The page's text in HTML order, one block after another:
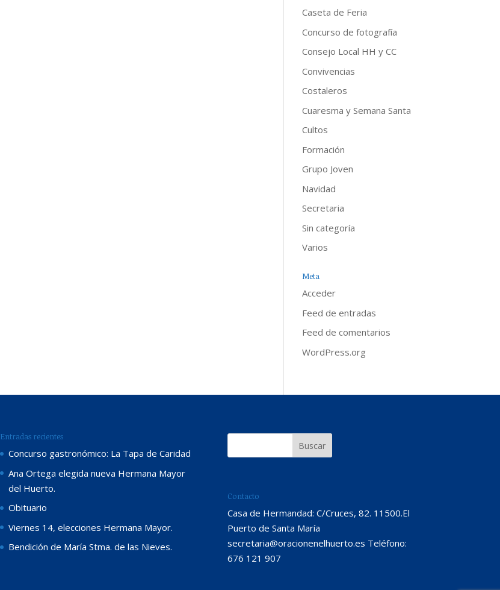
Caseta de Feria
Concurso de fotografía
Consejo Local HH y CC
Convivencias
Costaleros
Cuaresma y Semana Santa
Cultos
Formación
Grupo Joven
Navidad
Secretaria
Sin categoría
Varios
Meta
Acceder
Feed de entradas
Feed de comentarios
WordPress.org
Entradas recientes
Concurso gastronómico: La Tapa de Caridad
Ana Ortega elegida nueva Hermana Mayor
del Huerto.
Obituario
Viernes 14, elecciones Hermana Mayor.
Bendición de María Stma. de las Nieves.
Contacto
Casa de Hermandad: C/Cruces, 82. 11500.El
Puerto de Santa María
secretaria@oracionenelhuerto.es Teléfono:
676 121 907